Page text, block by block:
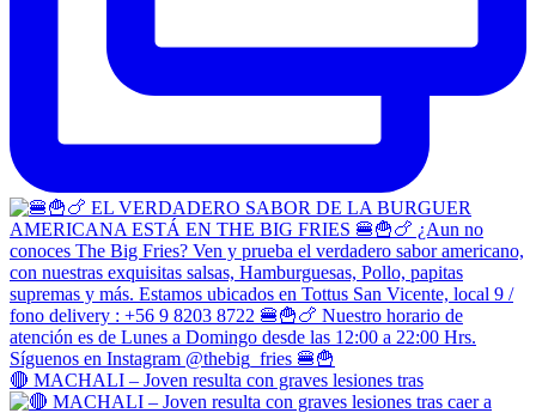
🔴 MACHALI – Joven resulta con graves lesiones tras